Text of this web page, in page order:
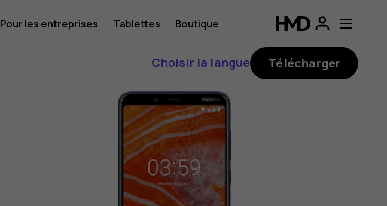
Pour les entreprises Tablettes Boutique
Choisir la langue Télécharger